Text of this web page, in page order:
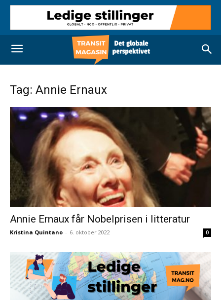
Tag: Annie Ernaux
Annie Ernaux får Nobelprisen i litteratur
Kristina Quintano - 6. oktober 2022 0